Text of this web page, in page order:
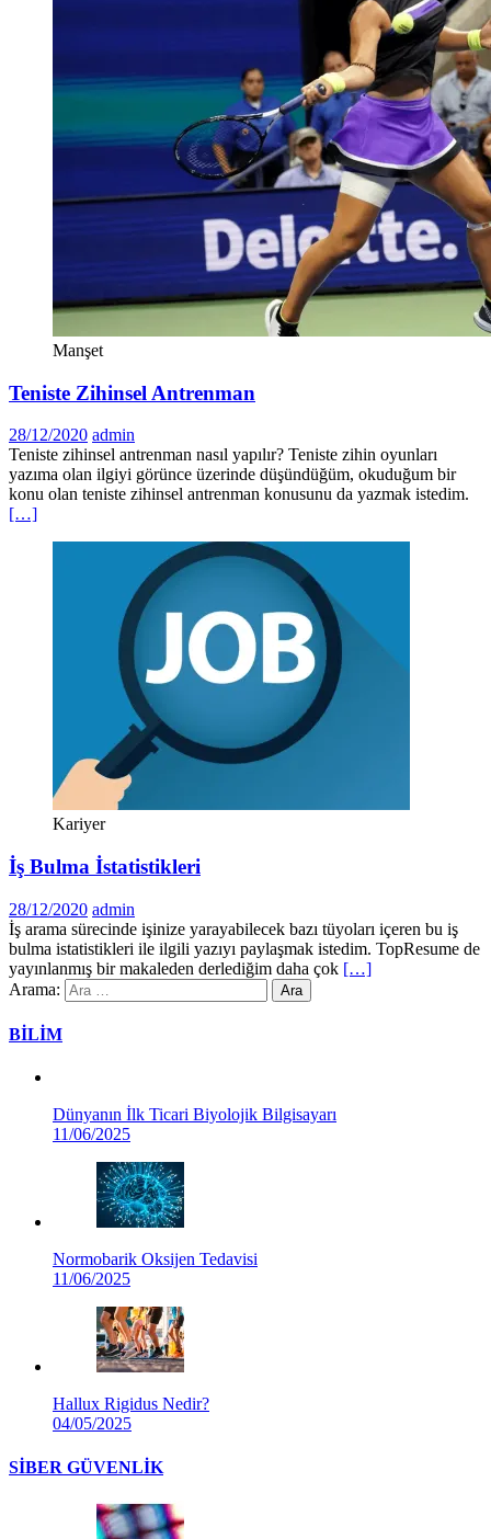
Manşet
Teniste Zihinsel Antrenman
28/12/2020 admin
Teniste zihinsel antrenman nasıl yapılır? Teniste zihin oyunları
yazıma olan ilgiyi görünce üzerinde düşündüğüm, okuduğum bir
konu olan teniste zihinsel antrenman konusunu da yazmak istedim.
[…]
Kariyer
İş Bulma İstatistikleri
28/12/2020 admin
İş arama sürecinde işinize yarayabilecek bazı tüyoları içeren bu iş
bulma istatistikleri ile ilgili yazıyı paylaşmak istedim. TopResume de
yayınlanmış bir makaleden derlediğim daha çok […]
Arama:
BİLİM
Dünyanın İlk Ticari Biyolojik Bilgisayarı
11/06/2025
Normobarik Oksijen Tedavisi
11/06/2025
Hallux Rigidus Nedir?
04/05/2025
SİBER GÜVENLİK